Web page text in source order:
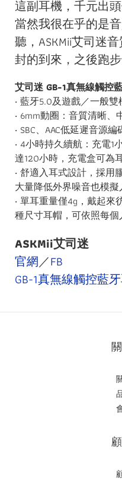
這副耳機，千元出
當然我很在乎的是
聽，ASKMii艾司迷
封的到來，之後跑
艾司迷 GB-1真無線觸控
‧ 藍牙5.0及遊戲／一般
‧ 6mm動圈：音質清晰、
‧ SBC、AAC低延遲音源
‧ 4小時持久續航：充電1
達120小時，充電盒可為
‧ 舒適入耳式設計，採用
大量降低外界噪音也模
‧ 單耳重量僅4g，戴起來
種尺寸耳帽，可依照每個
ASKMii艾司迷
官網／FB
GB-1真無線觸控藍